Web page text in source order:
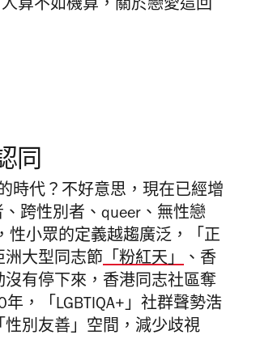
算不如機算，關於戀愛這回
同
時代？不好意思，現在已經增
跨性別者、queer、無性戀
小眾的定義越趨廣泛，「正
洲大型同志節「粉紅天」 、香
有停下來，香港同志社區奪
，「LGBTIQA+」社群聲勢浩
別友善」空間，減少歧視